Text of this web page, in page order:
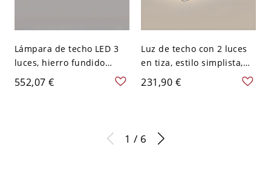
Lámpara de techo LED 3
luces, hierro fundido
negro, pantalla PMMA,
110V-120V, 43", tres
552,07 €
Luz de techo con 2 luces
en tiza, estilo simplista,
lámpara LED, hierro
fundido con pantalla de
231,90 €
1 / 6